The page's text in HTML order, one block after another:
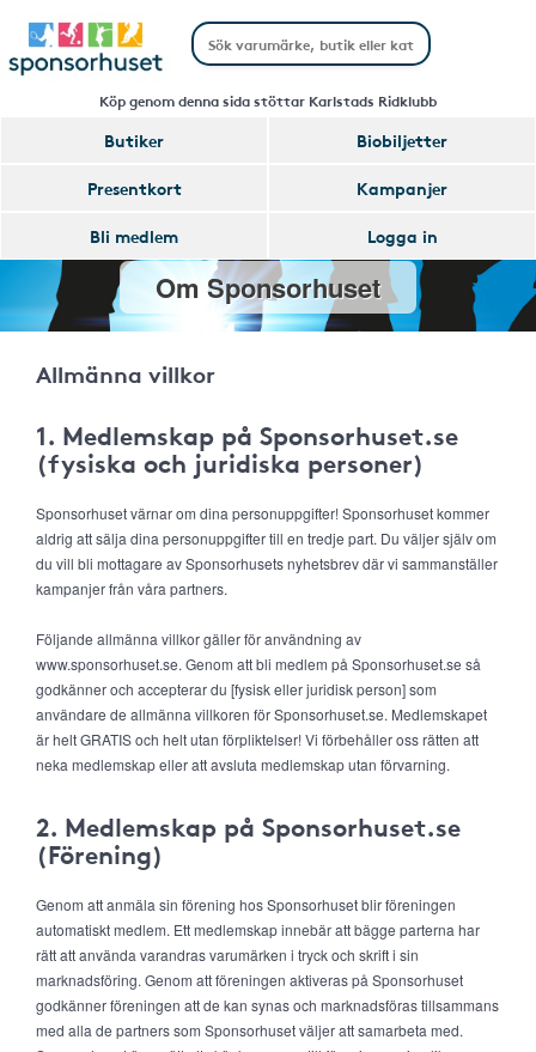
Köp genom denna sida stöttar Karlstads Ridklubb
Butiker
Biobiljetter
Presentkort
Kampanjer
Bli medlem
Logga in
Om Sponsorhuset
Allmänna villkor
1. Medlemskap på Sponsorhuset.se
(fysiska och juridiska personer)
Sponsorhuset värnar om dina personuppgifter! Sponsorhuset kommer
aldrig att sälja dina personuppgifter till en tredje part. Du väljer själv om
du vill bli mottagare av Sponsorhusets nyhetsbrev där vi sammanställer
kampanjer från våra partners.
Följande allmänna villkor gäller för användning av
www.sponsorhuset.se. Genom att bli medlem på Sponsorhuset.se så
godkänner och accepterar du [fysisk eller juridisk person] som
användare de allmänna villkoren för Sponsorhuset.se. Medlemskapet
är helt GRATIS och helt utan förpliktelser! Vi förbehåller oss rätten att
neka medlemskap eller att avsluta medlemskap utan förvarning.
2. Medlemskap på Sponsorhuset.se
(Förening)
Genom att anmäla sin förening hos Sponsorhuset blir föreningen
automatiskt medlem. Ett medlemskap innebär att bägge parterna har
rätt att använda varandras varumärken i tryck och skrift i sin
marknadsföring. Genom att föreningen aktiveras på Sponsorhuset
godkänner föreningen att de kan synas och marknadsföras tillsammans
med alla de partners som Sponsorhuset väljer att samarbeta med.